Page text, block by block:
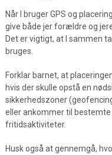
Når I bruger GPS og
give både jer forældre og
Det er vigtigt, at I sammen
bruges.
Forklar barnet, at
hvis der skulle opstå en
sikkerhedszoner
eller ankommer til
fritidsaktiviteter.
Husk også at gennemgå,